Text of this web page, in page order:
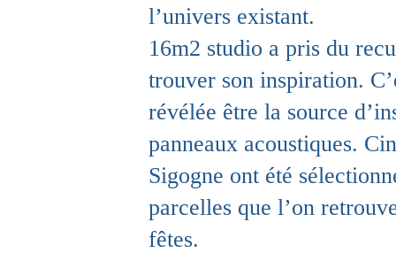
l’univers existant.
16m2 studio a pris du
trouver son inspiration.
révélée être la source
panneaux acoustiques.
Sigogne ont été
parcelles que l’on
fêtes.